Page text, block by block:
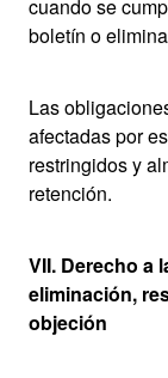
cuando se
boletín o
Las
afectadas por
restringidos y
retención.
VII. Derecho a
eliminación,
objeción